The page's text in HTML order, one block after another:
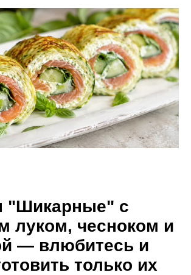
"Шикарные" с
луком, чесноком и
— влюбитесь и
только их